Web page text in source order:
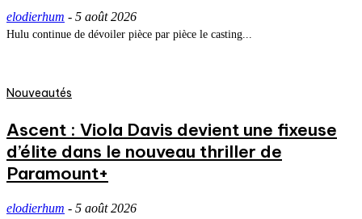
elodierhum - 5 août 2026
Hulu continue de dévoiler pièce par pièce le casting...
Nouveautés
Ascent : Viola Davis devient une fixeuse
d’élite dans le nouveau thriller de
Paramount+
elodierhum - 5 août 2026